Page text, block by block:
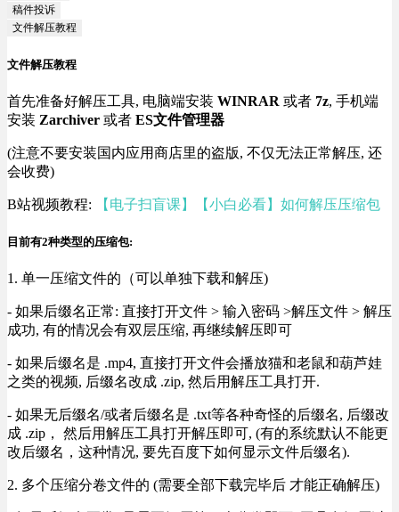
稿件投诉
文件解压教程
文件解压教程
首先准备好解压工具, 电脑端安装 WINRAR 或者 7z, 手机端
安装 Zarchiver 或者 ES文件管理器
(注意不要安装国内应用商店里的盗版, 不仅无法正常解压, 还
会收费)
B站视频教程: 【电子扫盲课】【小白必看】如何解压压缩包
目前有2种类型的压缩包:
1. 单一压缩文件的（可以单独下载和解压)
- 如果后缀名正常: 直接打开文件 > 输入密码 >解压文件 > 解压
成功, 有的情况会有双层压缩, 再继续解压即可
- 如果后缀名是 .mp4, 直接打开文件会播放猫和老鼠和葫芦娃
之类的视频, 后缀名改成 .zip, 然后用解压工具打开.
- 如果无后缀名/或者后缀名是 .txt等各种奇怪的后缀名, 后缀改
成 .zip， 然后用解压工具打开解压即可, (有的系统默认不能更
改后缀名，这种情况, 要先百度下如何显示文件后缀名).
2. 多个压缩分卷文件的 (需要全部下载完毕后 才能正确解压)